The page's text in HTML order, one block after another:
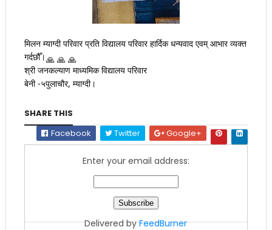
मिलन म्याग्दी परिवार प्रति विद्यालय परिवार हार्दिक धन्यवाद एवम् आभार व्यक्त
गर्दछौँ।
श्री जनकल्याण माध्यमिक विद्यालय परिवार
बेनी -५पुलाचौर, म्याग्दी।
SHARE THIS
Facebook
Twitter Google+
Enter your email address:
Delivered byFeedBurner